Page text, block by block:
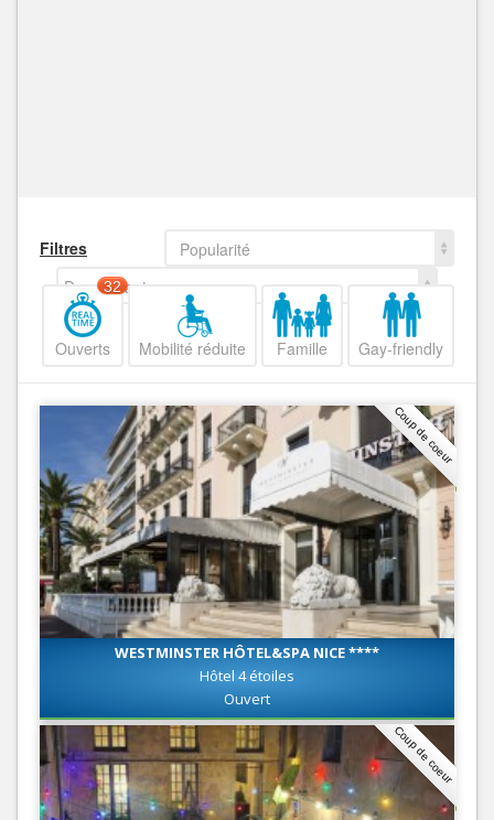
Filtres
Popularité
Decroissant
Ouverts
32
Mobilité réduite Famille Gay-friendly
Coup de coeur
WESTMINSTER HÔTEL&SPA NICE ****
Hôtel 4 étoiles
Ouvert
Coup de coeur